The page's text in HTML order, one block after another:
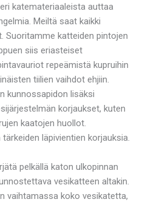
katemateriaaleista auttaa
Meiltä saat kaikki
Suoritamme katteiden pintojen
siis eriasteiset
repeämistä kupruihin
tiilien vaihdot ehjiin.
kunnossapidon lisäksi
korjaukset, kuten
kaatojen huollot.
läpivientien korjauksia.
pelkällä katon ulkopinnan
vesikatteen altakin.
vaihtamassa koko vesikatetta,